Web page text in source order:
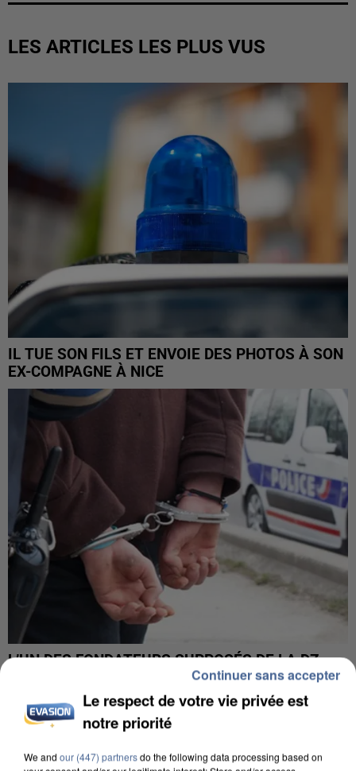
LES ARTICLES LES PLUS VUS
IL TUE SON FILS ET ENVOIE DES PHOTOS À SON
EX-COMPAGNE À NICE
L’UN DES FONDATEURS SUPPOSÉS DE LA DZ
MAFIA INTERPELLÉ EN ALGÉRIE
Le respect de votre vie privée est
notre priorité
We and our (447) partnersdo the following data processing based on
Continuer sans accepter